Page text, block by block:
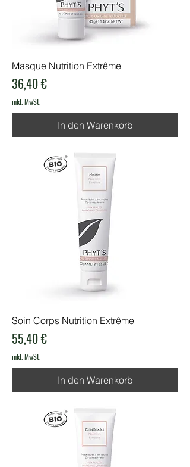
Masque Nutrition Extrême
Preis
36,40 €
inkl. MwSt.
In den Warenkorb
Soin Corps Nutrition Extrême
Preis
55,40 €
inkl. MwSt.
In den Warenkorb